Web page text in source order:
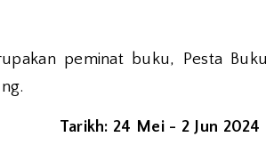
peminat buku, Pesta
Tarikh: 24 Mei - 2 Jun 2024